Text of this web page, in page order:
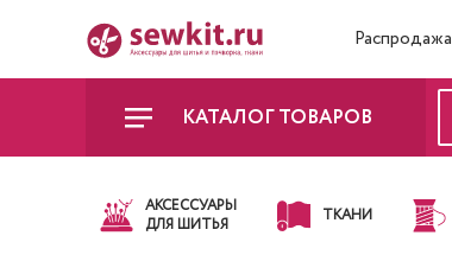
Распродажа
КАТАЛОГ ТОВАРОВ
АКСЕССУАРЫ
ДЛЯ ШИТЬЯ
ТКАНИ